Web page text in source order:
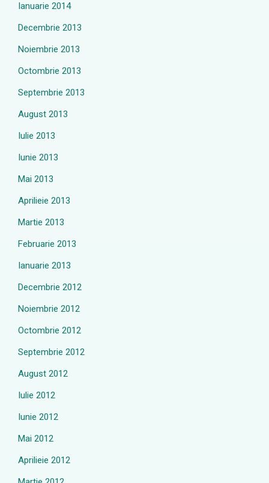
Ianuarie 2014
Decembrie 2013
Noiembrie 2013
Octombrie 2013
Septembrie 2013
August 2013
Iulie 2013
Iunie 2013
Mai 2013
Aprilieie 2013
Martie 2013
Februarie 2013
Ianuarie 2013
Decembrie 2012
Noiembrie 2012
Octombrie 2012
Septembrie 2012
August 2012
Iulie 2012
Iunie 2012
Mai 2012
Aprilieie 2012